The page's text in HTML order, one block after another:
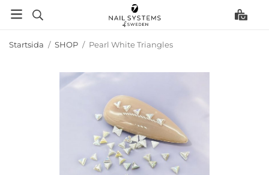
Startsida / SHOP / Pearl White Triangles